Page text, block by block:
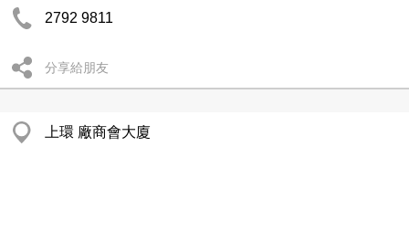
2792 9811
分享給朋友
上環 廠商會大廈